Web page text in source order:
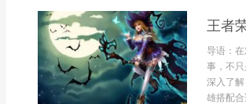
王者
导语：
事，不
深入了
雄搭配